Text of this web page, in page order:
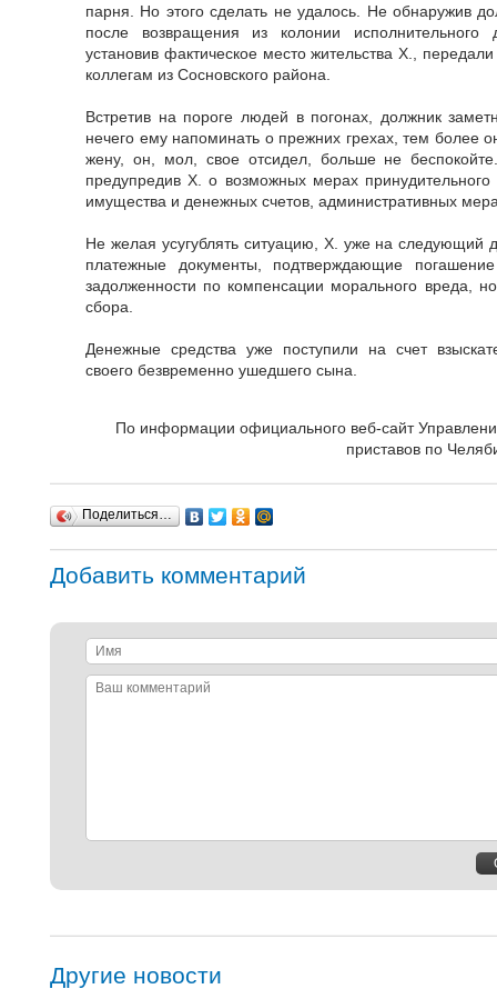
парня. Но этого сделать не удалось. Не обнаружив
после возвращения из колонии исполнительного
установив фактическое место жительства Х.,
коллегам из Сосновского района.
Встретив на пороге людей в погонах, должник
нечего ему напоминать о прежних грехах, тем более
жену, он, мол, свое отсидел, больше не
предупредив Х. о возможных мерах
имущества и денежных счетов, административных
Не желая усугублять ситуацию, Х. уже на следующий
платежные документы, подтверждающие
задолженности по компенсации морального вреда,
сбора.
Денежные средства уже поступили на счет
своего безвременно ушедшего сына.
По информации официального веб-сайт
приставов по
Поделиться…
Добавить комментарий
Имя
Ваш
Другие новости